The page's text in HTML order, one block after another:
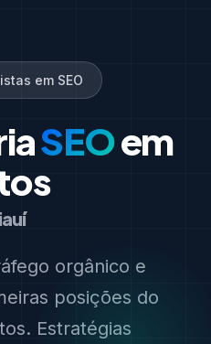
em SEO
SEOem
orgânico e
posições do
Estratégias